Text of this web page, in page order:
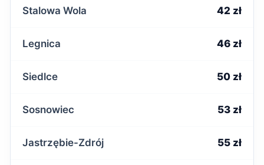
Stalowa Wola 42 zł
Legnica 46 zł
Siedlce 50 zł
Sosnowiec 53 zł
Jastrzębie-Zdrój 55 zł